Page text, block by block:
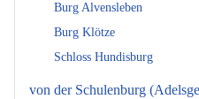
Burg Alvensleben
Burg Klötze
Schloss Hundisburg
von der Schulenburg